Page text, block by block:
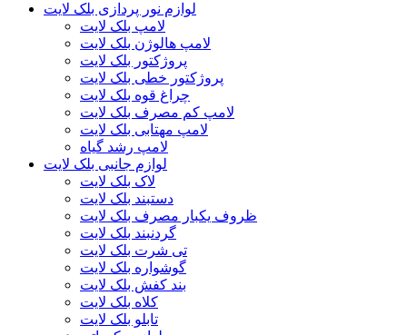
لوازم نور پردازی بلک لایت
لامپ بلک لایت
لامپ هالوژن بلک لایت
پروژکتور بلک لایت
پروژکتور خطی بلک لایت
چراغ قوه بلک لایت
لامپ کم مصرف بلک لایت
لامپ مهتابی بلک لایت
لامپ رشد گیاه
لوازم جانبی بلک لایت
لاک بلک لایت
دستبند بلک لایت
ظروف یکبار مصرف بلک لایت
گردنبند بلک لایت
تی شرت بلک لایت
گوشواره بلک لایت
بند کفش بلک لایت
کلاه بلک لایت
تابلو بلک لایت